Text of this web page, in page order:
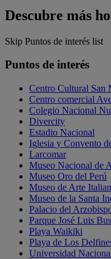
Descubre más
Skip Puntos de interés list
Puntos de interés
Centro Cultural San
Centro comercial
Colegio Nacional
Divercity
Estadio Nacional
Iglesia y Convento
Larcomar
Museo Nacional de
Museo Oro del Perú
Museo de Arte
Museo de la Santa
Palacio del
Parque José Luis
Playa Waikiki
Playa de Los
Universidad